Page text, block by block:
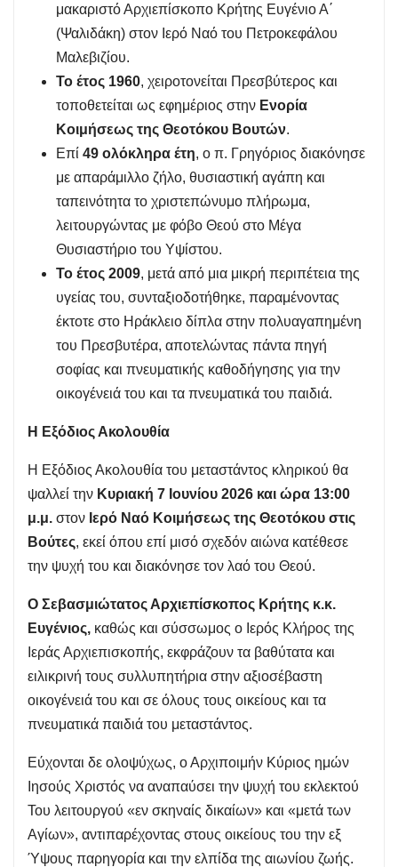
μακαριστό Αρχιεπίσκοπο Κρήτης Ευγένιο Α΄
(Ψαλιδάκη) στον Ιερό Ναό του Πετροκεφάλου
Μαλεβιζίου.
Το έτος 1960, χειροτονείται Πρεσβύτερος και
τοποθετείται ως εφημέριος στην Ενορία
Κοιμήσεως της Θεοτόκου Βουτών.
Επί 49 ολόκληρα έτη, ο π. Γρηγόριος διακόνησε
με απαράμιλλο ζήλο, θυσιαστική αγάπη και
ταπεινότητα το χριστεπώνυμο πλήρωμα,
λειτουργώντας με φόβο Θεού στο Μέγα
Θυσιαστήριο του Υψίστου.
Το έτος 2009, μετά από μια μικρή περιπέτεια της
υγείας του, συνταξιοδοτήθηκε, παραμένοντας
έκτοτε στο Ηράκλειο δίπλα στην πολυαγαπημένη
του Πρεσβυτέρα, αποτελώντας πάντα πηγή
σοφίας και πνευματικής καθοδήγησης για την
οικογένειά του και τα πνευματικά του παιδιά.
Η Εξόδιος Ακολουθία
Η Εξόδιος Ακολουθία του μεταστάντος κληρικού θα
ψαλλεί την Κυριακή 7 Ιουνίου 2026 και ώρα 13:00
μ.μ. στον Ιερό Ναό Κοιμήσεως της Θεοτόκου στις
Βούτες, εκεί όπου επί μισό σχεδόν αιώνα κατέθεσε
την ψυχή του και διακόνησε τον λαό του Θεού.
Ο Σεβασμιώτατος Αρχιεπίσκοπος Κρήτης κ.κ.
Ευγένιος, καθώς και σύσσωμος ο Ιερός Κλήρος της
Ιεράς Αρχιεπισκοπής, εκφράζουν τα βαθύτατα και
ειλικρινή τους συλλυπητήρια στην αξιοσέβαστη
οικογένειά του και σε όλους τους οικείους και τα
πνευματικά παιδιά του μεταστάντος.
Εύχονται δε ολοψύχως, ο Αρχιποιμήν Κύριος ημών
Ιησούς Χριστός να αναπαύσει την ψυχή του εκλεκτού
Του λειτουργού «εν σκηναίς δικαίων» και «μετά των
Αγίων», αντιπαρέχοντας στους οικείους του την εξ
Ύψους παρηγορία και την ελπίδα της αιωνίου ζωής.